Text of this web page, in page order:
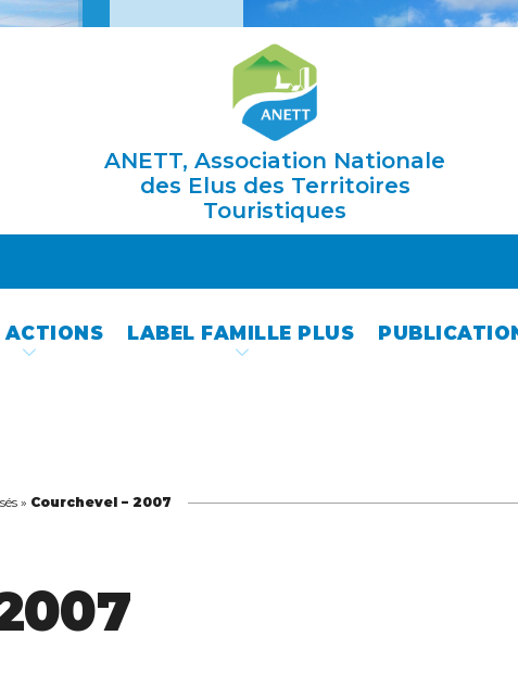
ANETT, Association Nationale
des Elus des Territoires
Touristiques
ACTIONS LABEL FAMILLE PLUS
» Courchevel – 2007